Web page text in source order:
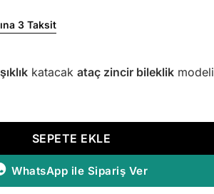
3 Taksit
şıklıkkatacak ataç zincir bileklikmodeli
SEPETE EKLE
WhatsApp ile Sipariş Ver